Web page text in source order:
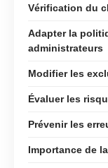
Vérification du
Adapter la
administrateurs
Modifier les
Évaluer les
Prévenir les
Importance de